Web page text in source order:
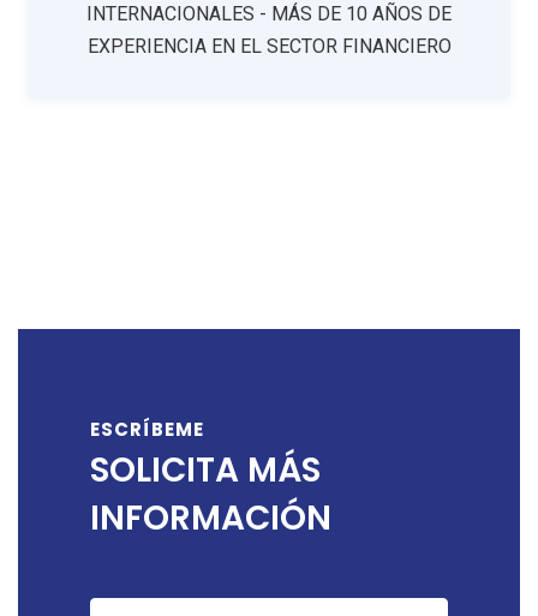
INTERNACIONALES - MÁS DE 10 AÑOS DE
EXPERIENCIA EN EL SECTOR FINANCIERO
ESCRÍBEME
SOLICITA MÁS
INFORMACIÓN